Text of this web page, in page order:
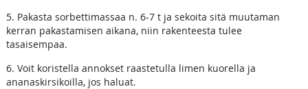
5. Pakasta sorbettimassaa n. 6-7 t ja sekoita sitä muutaman
kerran pakastamisen aikana, niin rakenteesta tulee
tasaisempaa.
6. Voit koristella annokset raastetulla limen kuorella ja
ananaskirsikoilla, jos haluat.